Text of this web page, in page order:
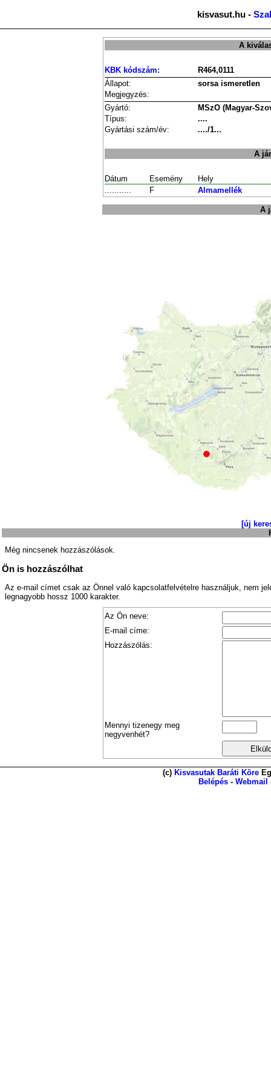
kisvasut.hu -
A
KBK kódszám:
R464,0111
Állapot:
sorsa ismeretlen
Megjegyzés:
Gyártó:
MSzO (Magyar-
Típus:
....
Gyártási szám/év:
..../1...
A
Dátum Esemény
Hely
...........
F Almamellék
A
[új
Még nincsenek hozzászólások.
Ön is hozzászólhat
Az e-mail címet csak az Önnel való kapcsolatfelvételre használjuk, nem
legnagyobb hossz 1000 karakter.
Az Ön neve:
E-mail címe:
Hozzászólás:
Mennyi tizenegy meg
negyvenhét?
(c) Kisvasutak Baráti Köre
Belépés - Webmail